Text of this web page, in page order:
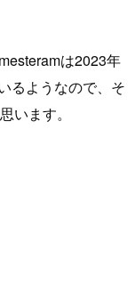
は2023年
るようなので、そ
います。